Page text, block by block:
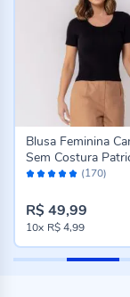
Avaliação: (170)
Blusa Feminina
Sem Costura
Foster Preto
R$ 49,99
10x R$ 4,99